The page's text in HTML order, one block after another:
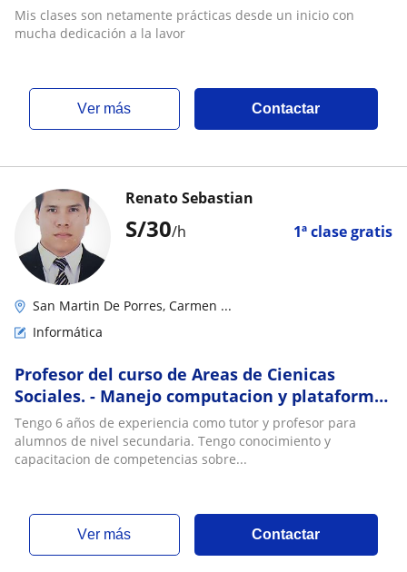
Mis clases son netamente prácticas desde un inicio con
mucha dedicación a la lavor
ver más Contactar
S/30/h 1ª clase gratis
Renato Sebastian
San Martin De Porres, Carmen ...
Informática
Profesor del curso de Areas de Cienicas
Sociales. - Manejo computacion y plataformas
educativas, tengo manejo del todo el paquete
de Ms. Office y Google Docs Editors Nivel
Avanzado
Tengo 6 años de experiencia como tutor y profesor para
alumnos de nivel secundaria. Tengo conocimiento y
capacitacion de competencias sobre...
ver más Contactar